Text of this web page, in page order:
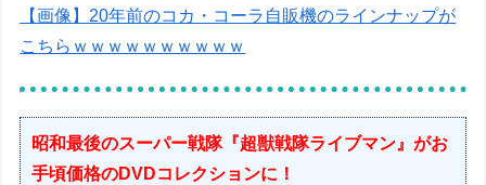
【画像】20年前のコカ・コーラ自販機のラインナップが
こちらｗｗｗｗｗｗｗｗｗｗ
昭和最後のスーパー戦隊『超獣戦隊ライブマン』がお
手頃価格のDVDコレクションに！